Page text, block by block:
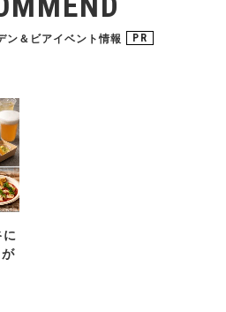
ン＆ビアイベント情報 PR